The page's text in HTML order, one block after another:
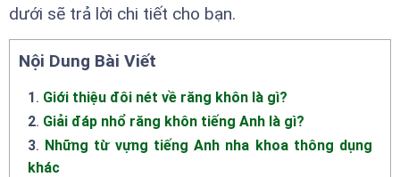
dưới sẽ trả lời chi tiết cho bạn.
Nội Dung Bài Viết
1. Giới thiệu đôi nét về răng khôn là gì?
2. Giải đáp nhổ răng khôn tiếng Anh là gì?
3. Những từ vựng tiếng Anh nha khoa thông dụng
khác